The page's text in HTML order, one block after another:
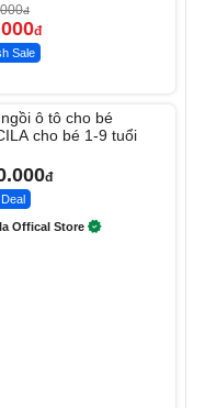
đ
đ
Sale
ô tô cho bé
cho bé 1-9 tuổi
đ
Offical Store